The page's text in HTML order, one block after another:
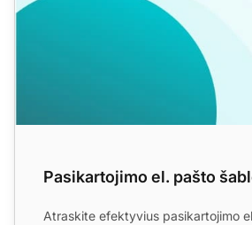
Pasikartojimo el. pašto
Atraskite efektyvius pasikartojimo